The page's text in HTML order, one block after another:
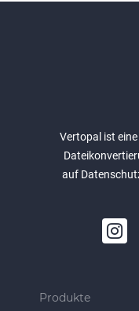
Vertopal ist
auf
Produkte